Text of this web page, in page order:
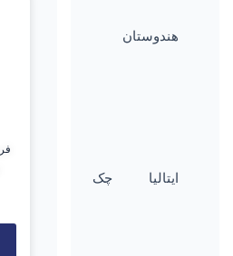
هندوستان
ایتالیا چک